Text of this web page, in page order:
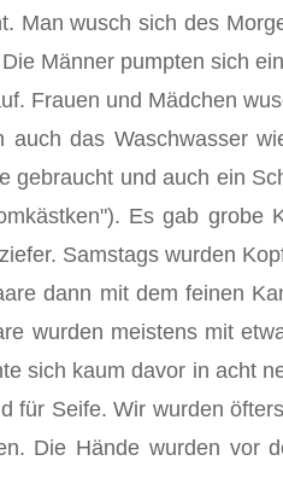
Man wusch sich des
Männer pumpten sich
Frauen und Mädchen
das Waschwasser
gebraucht und auch ein
Es gab
Samstags wurden
dann mit dem feinen
wurden meistens mit
sich kaum davor in acht
für Seife. Wir wurden
Die Hände wurden vor